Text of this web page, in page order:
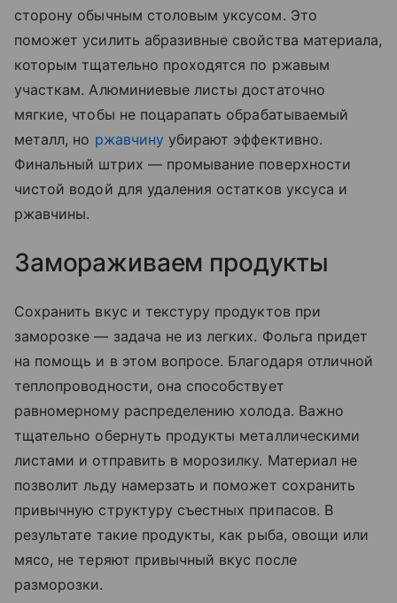
сторону обычным столовым уксусом. Это
поможет усилить абразивные свойства материала,
которым тщательно проходятся по ржавым
участкам. Алюминиевые листы достаточно
мягкие, чтобы не поцарапать обрабатываемый
металл, но ржавчину убирают эффективно.
Финальный штрих — промывание поверхности
чистой водой для удаления остатков уксуса и
ржавчины.
Замораживаем продукты
Сохранить вкус и текстуру продуктов при
заморозке — задача не из легких. Фольга придет
на помощь и в этом вопросе. Благодаря отличной
теплопроводности, она способствует
равномерному распределению холода. Важно
тщательно обернуть продукты металлическими
листами и отправить в морозилку. Материал не
позволит льду намерзать и поможет сохранить
привычную структуру съестных припасов. В
результате такие продукты, как рыба, овощи или
мясо, не теряют привычный вкус после
разморозки.